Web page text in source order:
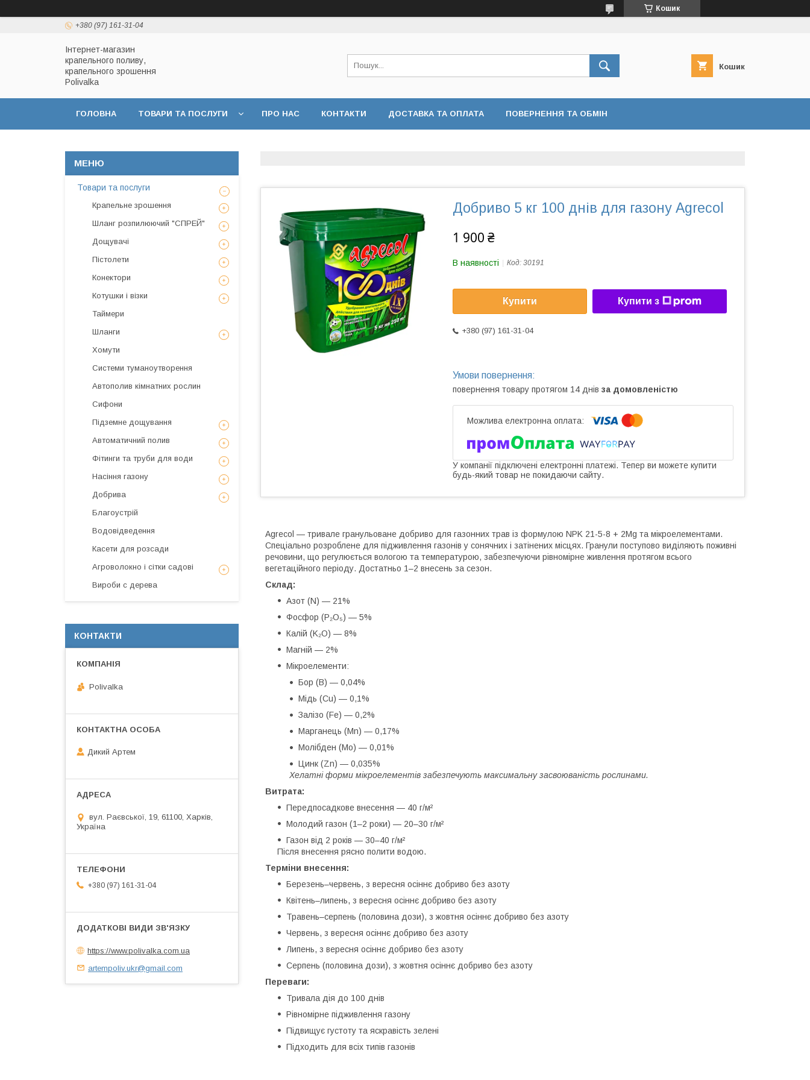
Кошик
+380 (97) 161-31-04
Інтернет-магазин
крапельного поливу,
крапельного зрошення
Polivalka
Кошик
ГОЛОВНА ТОВАРИ ТА ПОСЛУГИ ПРО НАС КОНТАКТИ ДОСТАВКА ТА ОПЛАТА ПОВЕРНЕННЯ ТА ОБМІН
Добриво 5 кг 100 днів для газону Agrecol
1 900 ₴
В наявності Код: 30191
Купити Купити з
+380 (97) 161-31-04
повернення товару протягом 14 днів за домовленістю
У компанії підключені електронні платежі. Тепер ви можете купити
будь-який товар не покидаючи сайту.
Agrecol — тривале гранульоване добриво для газонних трав із формулою NPK 21-5-8 + 2Mg та мікроелементами.
Спеціально розроблене для підживлення газонів у сонячних і затінених місцях. Гранули поступово виділяють поживні
речовини, що регулюється вологою та температурою, забезпечуючи рівномірне живлення протягом всього
вегетаційного періоду. Достатньо 1–2 внесень за сезон.
Склад:
Азот (N) — 21%
Фосфор (P₂O₅) — 5%
Калій (K₂O) — 8%
Магній — 2%
Мікроелементи:
Бор (B) — 0,04%
Мідь (Cu) — 0,1%
Залізо (Fe) — 0,2%
Марганець (Mn) — 0,17%
Молібден (Mo) — 0,01%
Цинк (Zn) — 0,035%
Хелатні форми мікроелементів забезпечують максимальну засвоюваність рослинами.
Витрата:
Передпосадкове внесення — 40 г/м²
Молодий газон (1–2 роки) — 20–30 г/м²
Газон від 2 років — 30–40 г/м²
Після внесення рясно полити водою.
Терміни внесення:
Березень–червень, з вересня осіннє добриво без азоту
Квітень–липень, з вересня осіннє добриво без азоту
Травень–серпень (половина дози), з жовтня осіннє добриво без азоту
Червень, з вересня осіннє добриво без азоту
Липень, з вересня осіннє добриво без азоту
Серпень (половина дози), з жовтня осіннє добриво без азоту
Переваги:
Тривала дія до 100 днів
Рівномірне підживлення газону
Підвищує густоту та яскравість зелені
Підходить для всіх типів газонів
Товари та послуги
Крапельне зрошення
Шланг розпилюючий "СПРЕЙ"
Дощувачі
Пістолети
Конектори
Котушки і візки
Таймери
Шланги
Хомути
Системи туманоутворення
Автополив кімнатних рослин
Сифони
Підземне дощування
Автоматичний полив
Фітинги та труби для води
Насіння газону
Добрива
Благоустрій
Водовідведення
Касети для розсади
Агроволокно і сітки садові
Вироби с дерева
КОНТАКТИ
Polivalka
Дикий Артем
вул. Раєвської, 19, 61100, Харків,
Україна
+380 (97) 161-31-04
https://www.polivalka.com.ua
artempoliv.ukr@gmail.com